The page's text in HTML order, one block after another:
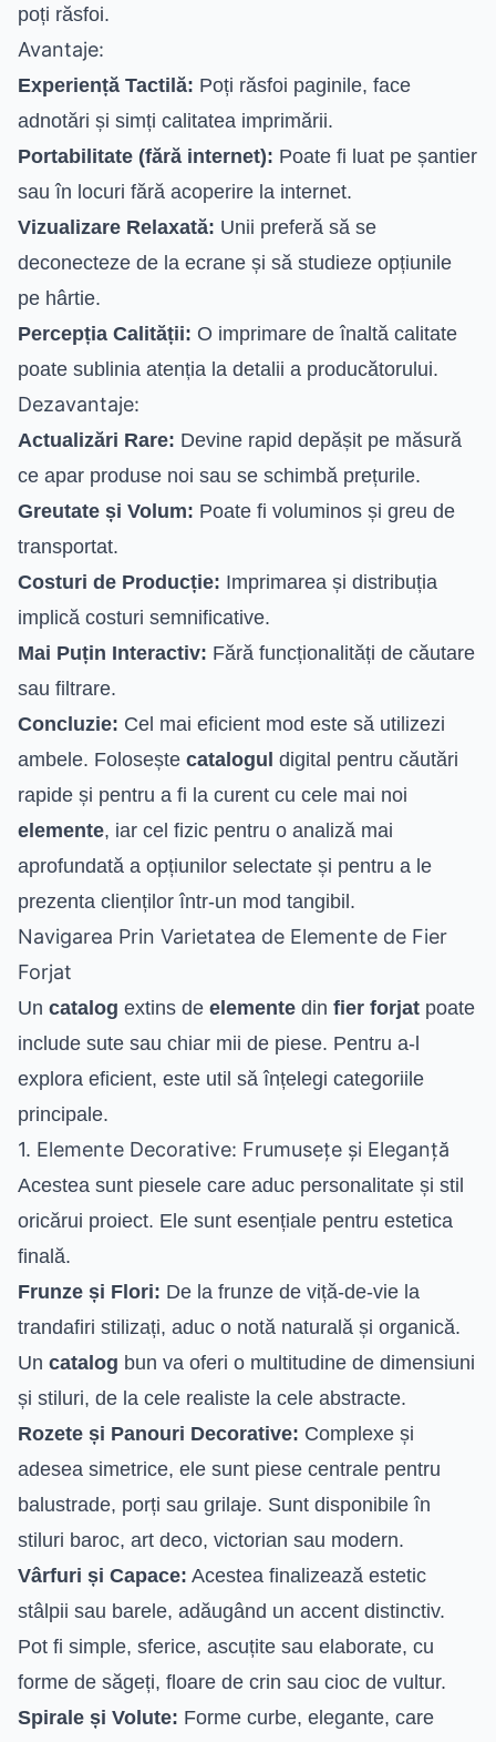
poți răsfoi.
Avantaje:
Experiență Tactilă: Poți răsfoi paginile, face
adnotări și simți calitatea imprimării.
Portabilitate (fără internet): Poate fi luat pe șantier
sau în locuri fără acoperire la internet.
Vizualizare Relaxată: Unii preferă să se
deconecteze de la ecrane și să studieze opțiunile
pe hârtie.
Percepția Calității: O imprimare de înaltă calitate
poate sublinia atenția la detalii a producătorului.
Dezavantaje:
Actualizări Rare: Devine rapid depășit pe măsură
ce apar produse noi sau se schimbă prețurile.
Greutate și Volum: Poate fi voluminos și greu de
transportat.
Costuri de Producție: Imprimarea și distribuția
implică costuri semnificative.
Mai Puțin Interactiv: Fără funcționalități de căutare
sau filtrare.
Concluzie: Cel mai eficient mod este să utilizezi
ambele. Folosește catalogul digital pentru căutări
rapide și pentru a fi la curent cu cele mai noi
elemente, iar cel fizic pentru o analiză mai
aprofundată a opțiunilor selectate și pentru a le
prezenta clienților într-un mod tangibil.
Navigarea Prin Varietatea de Elemente de Fier
Forjat
Un catalog extins de elemente din fier forjat poate
include sute sau chiar mii de piese. Pentru a-l
explora eficient, este util să înțelegi categoriile
principale.
1. Elemente Decorative: Frumusețe și Eleganță
Acestea sunt piesele care aduc personalitate și stil
oricărui proiect. Ele sunt esențiale pentru estetica
finală.
Frunze și Flori: De la frunze de viță-de-vie la
trandafiri stilizați, aduc o notă naturală și organică.
Un catalog bun va oferi o multitudine de dimensiuni
și stiluri, de la cele realiste la cele abstracte.
Rozete și Panouri Decorative: Complexe și
adesea simetrice, ele sunt piese centrale pentru
balustrade, porți sau grilaje. Sunt disponibile în
stiluri baroc, art deco, victorian sau modern.
Vârfuri și Capace: Acestea finalizează estetic
stâlpii sau barele, adăugând un accent distinctiv.
Pot fi simple, sferice, ascuțite sau elaborate, cu
forme de săgeți, floare de crin sau cioc de vultur.
Spirale și Volute: Forme curbe, elegante, care